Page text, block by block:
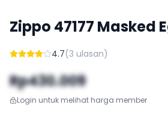
Zippo 47177 Masked
4.7(3 ulasan)
Rp430.009
Login untuk melihat harga member